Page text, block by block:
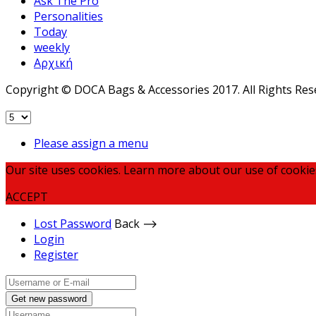
Personalities
Today
weekly
Αρχική
Copyright © DOCA Bags & Accessories 2017. All Rights
Please assign a menu
Our site uses cookies. Learn more about our use of
ACCEPT
Lost Password Back ⟶
Login
Register
Get new password